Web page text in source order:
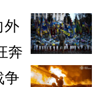
外
奔
争